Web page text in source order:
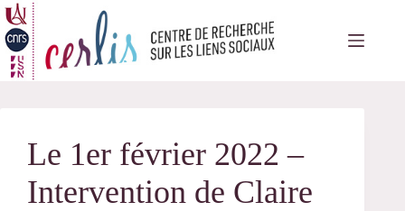
Passer
au
contenu
Le 1er février 2022 –
Intervention de Claire